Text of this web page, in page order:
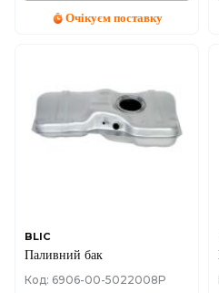
Очікуєм поставку
BLIC
Паливний бак
Код: 6906-00-5022008P